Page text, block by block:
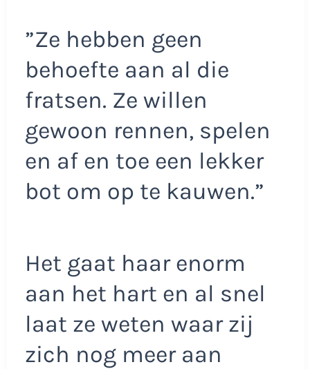
”Ze hebben geen
behoefte aan al die
fratsen. Ze willen
gewoon rennen, spelen
en af en toe een lekker
bot om op te kauwen.”
Het gaat haar enorm
aan het hart en al snel
laat ze weten waar zij
zich nog meer aan